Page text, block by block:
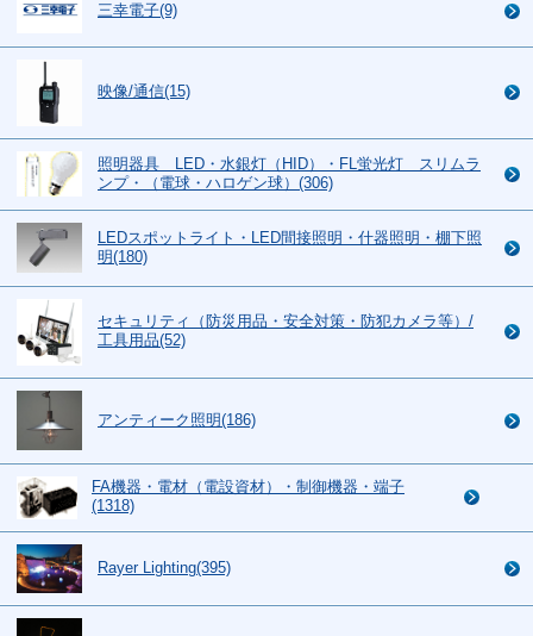
三幸電子(9)
映像/通信(15)
照明器具 LED・水銀灯（HID）・FL蛍光灯 スリムラ
ンプ・（電球・ハロゲン球）(306)
LEDスポットライト・LED間接照明・什器照明・棚下照
明(180)
セキュリティ（防災用品・安全対策・防犯カメラ等）/
工具用品(52)
アンティーク照明(186)
FA機器・電材（電設資材）・制御機器・端子
(1318)
Rayer Lighting(395)